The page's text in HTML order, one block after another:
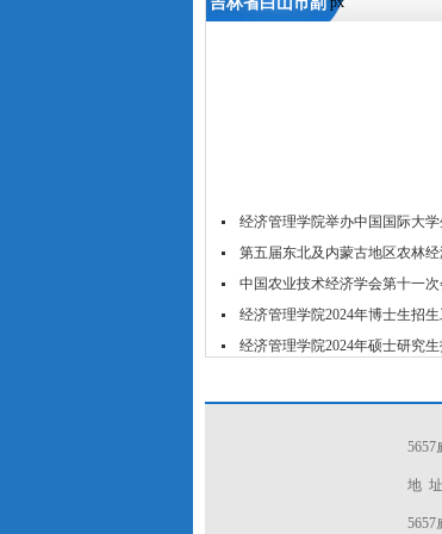
经济管理学院举办中国国际大
大...
第五届东北及内蒙古地区农林经
学...
中国农业技术经济学会第十一
表...
经济管理学院2024年博士生招
充...
经济管理学院2024年硕士研究
格...
经济管理学院2024年春季博士
关于举办2023年经济管理学院
5657
地 址
5657